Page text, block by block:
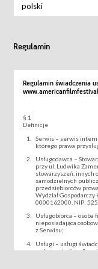
polski
Regulamin
Regulamin świadczenia
§ 1
Definicje
Serwis – serwis
którego prawa
Usługodawca –
przy ul. Ludwika
stowarzyszeń, innych
samodzielnych
przedsiębiorców
Wydział
0000162000, NIP:
Usługobiorca – osoba
nieposiadająca
z Serwisu;
Usługi – usługi
wykorzystaniem